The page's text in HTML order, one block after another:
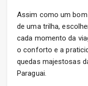
Assim como um
de uma trilha,
cada momento da
o conforto e a
quedas majestosas
Paraguai.